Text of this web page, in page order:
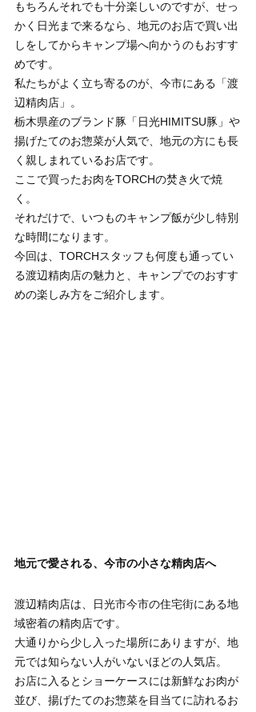
もちろんそれでも十分楽しいのですが、せっ
かく日光まで来るなら、地元のお店で買い出
しをしてからキャンプ場へ向かうのもおすす
めです。
私たちがよく立ち寄るのが、今市にある「渡
辺精肉店」。
栃木県産のブランド豚「日光HIMITSU豚」や
揚げたてのお惣菜が人気で、地元の方にも長
く親しまれているお店です。
ここで買ったお肉をTORCHの焚き火で焼
く。
それだけで、いつものキャンプ飯が少し特別
な時間になります。
今回は、TORCHスタッフも何度も通ってい
る渡辺精肉店の魅力と、キャンプでのおすす
めの楽しみ方をご紹介します。
地元で愛される、今市の小さな精肉店へ
渡辺精肉店は、日光市今市の住宅街にある地
域密着の精肉店です。
大通りから少し入った場所にありますが、地
元では知らない人がいないほどの人気店。
お店に入るとショーケースには新鮮なお肉が
並び、揚げたてのお惣菜を目当てに訪れるお